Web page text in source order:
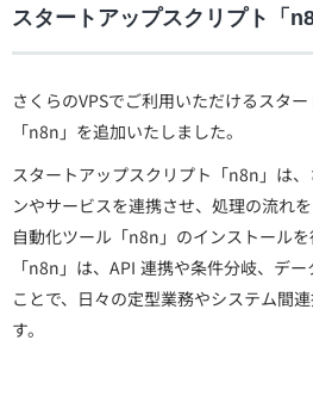
スタートアップスクリプト「
さくらのVPSでご利用いただけるスタ
「n8n」を追加いたしました。
スタートアップスクリプト「n8n」は
ンやサービスを連携させ、処理の流れ
自動化ツール「n8n」のインストールを
「n8n」は、API 連携や条件分岐、デ
ことで、日々の定型業務やシステム間
す。